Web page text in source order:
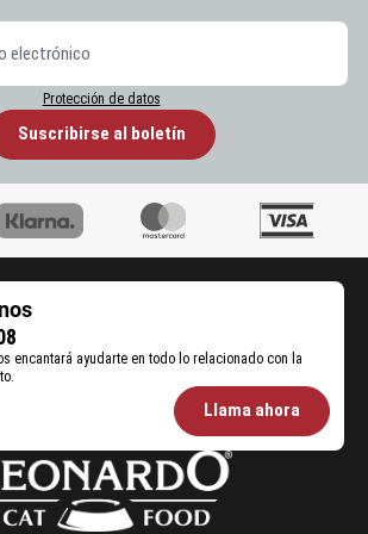
Protección de datos
Suscribirse al boletín
encantará ayudarte en todo lo relacionado con la
Llama ahora